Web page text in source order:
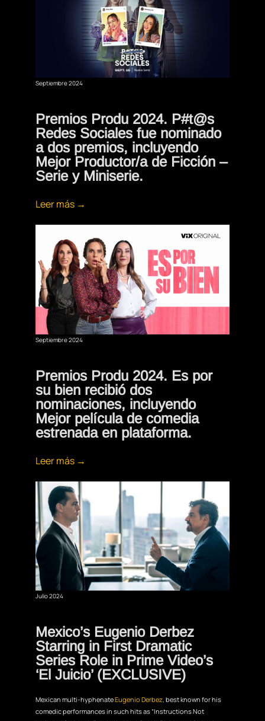
Septiembre 2024
Premios Produ 2024. P#t@s
Redes Sociales fue nominado
a dos premios, incluyendo
Mejor Productor/a de Ficción –
Serie y Miniserie.
Leer más →
Septiembre 2024
Premios Produ 2024. Es por
su bien recibió dos
nominaciones, incluyendo
Mejor película de comedia
estrenada en plataforma.
Leer más →
Julio 2024
Mexico’s Eugenio Derbez
Starring in First Dramatic
Series Role in Prime Video’s
‘El Juicio’ (EXCLUSIVE)
Mexican multi-hyphenateEugenio Derbez, best known for his
comedic performances in such hits as “Instructions Not